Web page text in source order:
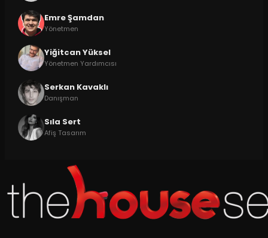
Emre Şamdan
Yönetmen
Yiğitcan Yüksel
Yönetmen Yardımcısı
Serkan Kavaklı
Danışman
Sıla Sert
Afiş Tasarım